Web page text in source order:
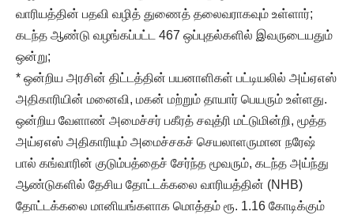
வாரியத்தின் பதவி வழித் துணைத் தலைவராகவும் உள்ளார்;
கடந்த ஆண்டு வழங்கப்பட்ட 467 ஒப்புதல்களில் இவருடையதும்
ஒன்று;
* ஒன்றிய அரசின் திட்டத்தின் பயனாளிகள் பட்டியலில் அய்ஏஎஸ்
அதிகாரியின் மனைவி, மகன் மற்றும் தாயார் பெயரும் உள்ளது.
ஒன்றிய வேளாண் அமைச்சர் பகீரத் சவுத்ரி மட்டுமின்றி, மூத்த
அய்ஏஎஸ் அதிகாரியும் அமைச்சகச் செயலாளருமான நரேஷ்
பால் கங்வாரின் குடும்பத்தைச் சேர்ந்த மூவரும், கடந்த அய்ந்து
ஆண்டுகளில் தேசிய தோட்டக்கலை வாரியத்தின் (NHB)
தோட்டக்கலை மானியங்களாக மொத்தம் ரூ. 1.16 கோடிக்கும்